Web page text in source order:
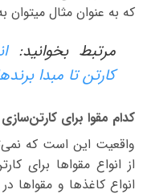
که به عنوان مثال میتوان به سایز 60*90 و
مرتبط بخوانید:
کارتن تا مبدا
کدام مقوا برای
واقعیت این است که
از انواع مقواها برای
انواع کاغذ‌ها و